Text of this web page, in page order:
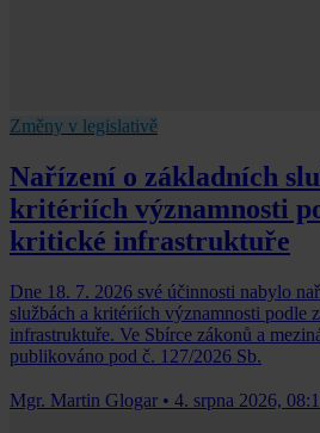
Změny v legislativě
Nařízení o základních
kritériích významnosti
kritické infrastruktuře
Dne 18. 7. 2026 své účinnosti nabylo
službách a kritériích významnosti podle
infrastruktuře. Ve Sbírce zákonů a
publikováno pod č. 127/2026 Sb.
Mgr. Martin Glogar • 4. srpna 2026,